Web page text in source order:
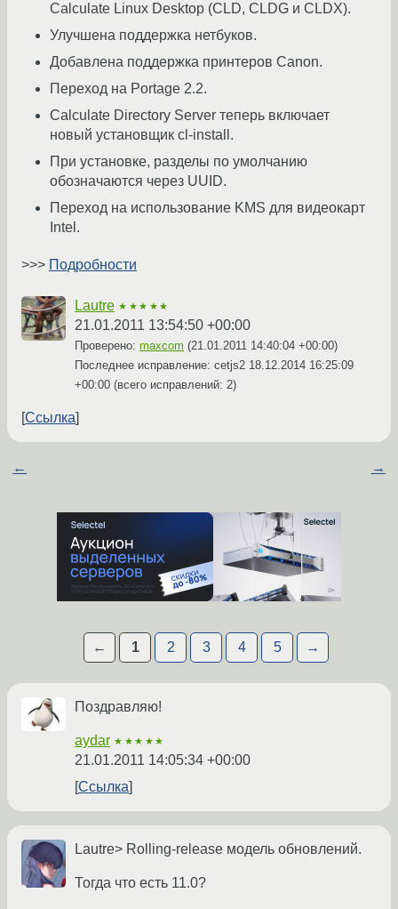
Calculate Linux Desktop (CLD, CLDG и CLDX).
Улучшена поддержка нетбуков.
Добавлена поддержка принтеров Canon.
Переход на Portage 2.2.
Calculate Directory Server теперь включает
новый установщик cl-install.
При установке, разделы по умолчанию
обозначаются через UUID.
Переход на использование KMS для видеокарт
Intel.
>>> Подробности
Lautre ★★★★★
21.01.2011 13:54:50 +00:00
Проверено: maxcom (21.01.2011 14:40:04 +00:00)
Последнее исправление: cetjs2 18.12.2014 16:25:09
+00:00 (всего исправлений: 2)
Ссылка
← →
← 1 2 3 4 5 →
Поздравляю!
aydar ★★★★★
21.01.2011 14:05:34 +00:00
Ссылка
Lautre> Rolling-release модель обновлений.
Тогда что есть 11.0?